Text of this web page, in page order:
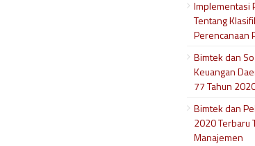
Implementasi
Tentang
Perencanaan
Bimtek dan
Keuangan
77 Tahun
Bimtek dan
2020 Terbaru
Manajemen